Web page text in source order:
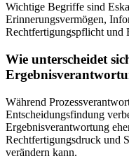
Wichtige Begriffe sind
Erinnerungsvermögen,
Rechtfertigungspflicht und
Wie unterscheidet
Während
Entscheidungsfindung
Ergebnisverantwortung
Rechtfertigungsdruck und
verändern kann.